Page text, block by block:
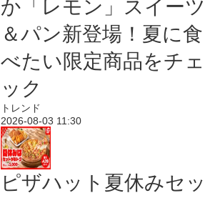
か「レモン」スイーツ
＆パン新登場！夏に食
べたい限定商品をチェ
ック
トレンド
2026-08-03 11:30
ピザハット夏休みセッ